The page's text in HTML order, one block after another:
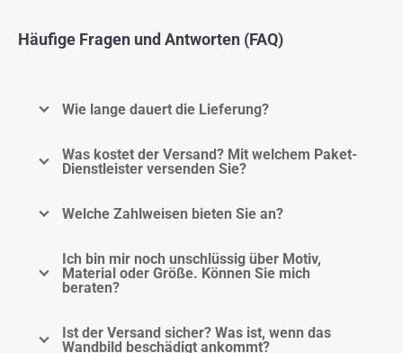
Häufige Fragen und Antworten (FAQ)
Wie lange dauert die Lieferung?
Was kostet der Versand? Mit welchem Paket-
Dienstleister versenden Sie?
Welche Zahlweisen bieten Sie an?
Ich bin mir noch unschlüssig über Motiv,
Material oder Größe. Können Sie mich
beraten?
Ist der Versand sicher? Was ist, wenn das
Wandbild beschädigt ankommt?